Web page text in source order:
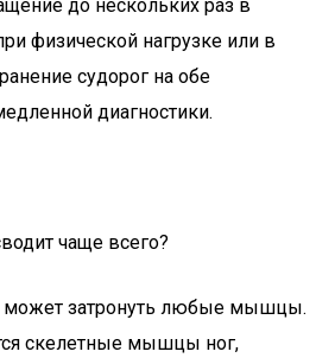
до нескольких раз в
физической нагрузке или в
судорог на обе
диагностики.
чаще всего?
может затронуть любые мышцы.
скелетные мышцы ног,